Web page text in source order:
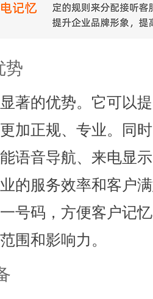
势
著的优势。它可以
加正规、专业。同
语音导航、来电显
的服务效率和客户
号码，方便客户记
围和影响力。